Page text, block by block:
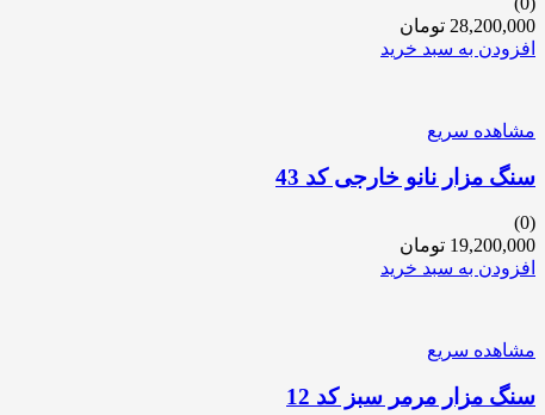
28,200,000 تومان
افزودن به سبد خرید
مشاهده سریع
سنگ مزار نانو خارجی کد 43
(0)
19,200,000 تومان
افزودن به سبد خرید
مشاهده سریع
سنگ مزار مرمر سبز کد 12